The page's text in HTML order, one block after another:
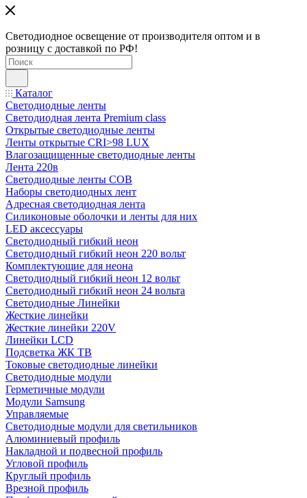
Светодиодное освещение от производителя оптом и в
розницу с доставкой по РФ!
Каталог
Светодиодные ленты
Светодиодная лента Premium class
Открытые светодиодные ленты
Ленты открытые CRI>98 LUX
Влагозащищенные светодиодные ленты
Лента 220в
Светодиодные ленты COB
Наборы светодиодных лент
Адресная светодиодная лента
Силиконовые оболочки и ленты для них
LED аксессуары
Светодиодный гибкий неон
Светодиодный гибкий неон 220 вольт
Комплектующие для неона
Светодиодный гибкий неон 12 вольт
Светодиодный гибкий неон 24 вольта
Светодиодные Линейки
Жесткие линейки
Жесткие линейки 220V
Линейки LCD
Подсветка ЖК ТВ
Токовые светодиодные линейки
Светодиодные модули
Герметичные модули
Модули Samsung
Управляемые
Светодиодные модули для светильников
Алюминиевый профиль
Накладной и подвесной профиль
Угловой профиль
Круглый профиль
Врезной профиль